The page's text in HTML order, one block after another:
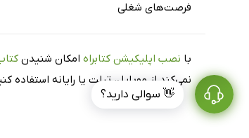
👋 سوالی دارید؟
فرصت‌های شغلی
با نصب اپلیکیشن کتابراه امکان شنیدن
نمی‌کند از موبایل، تبلت یا رایانه